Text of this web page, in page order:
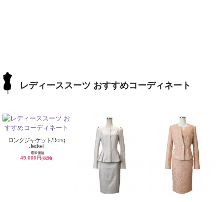
レディーススーツ おすすめコーディネート
ロングジャケット/Rong
Jacket
通常価格
49,000円(税別)